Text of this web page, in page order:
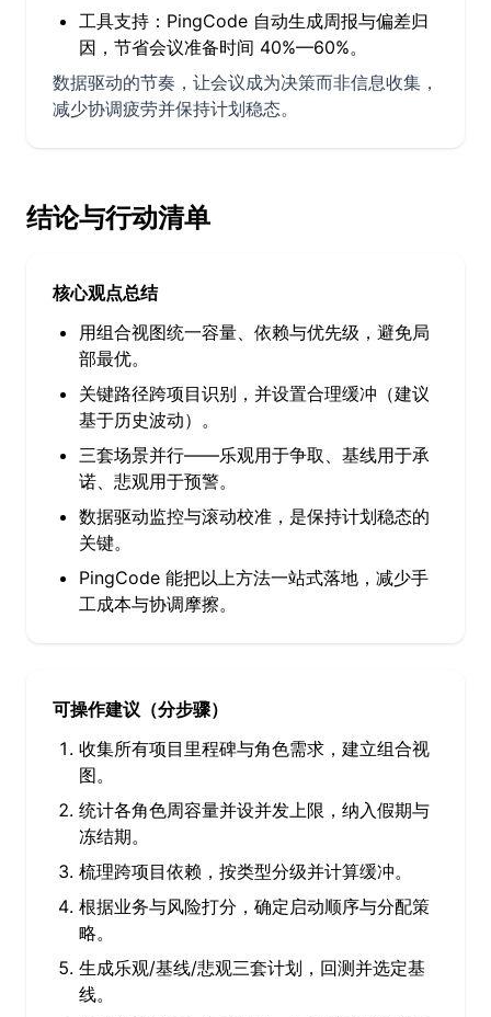
工具支持：PingCode 自动生成周报与偏差归
因，节省会议准备时间 40%—60%。
数据驱动的节奏，让会议成为决策而非信息收集，
减少协调疲劳并保持计划稳态。
结论与行动清单
核心观点总结
用组合视图统一容量、依赖与优先级，避免局
部最优。
关键路径跨项目识别，并设置合理缓冲（建议
基于历史波动）。
三套场景并行——乐观用于争取、基线用于承
诺、悲观用于预警。
数据驱动监控与滚动校准，是保持计划稳态的
关键。
PingCode 能把以上方法一站式落地，减少手
工成本与协调摩擦。
可操作建议（分步骤）
收集所有项目里程碑与角色需求，建立组合视
图。
统计各角色周容量并设并发上限，纳入假期与
冻结期。
梳理跨项目依赖，按类型分级并计算缓冲。
根据业务与风险打分，确定启动顺序与分配策
略。
生成乐观/基线/悲观三套计划，回测并选定基
线。